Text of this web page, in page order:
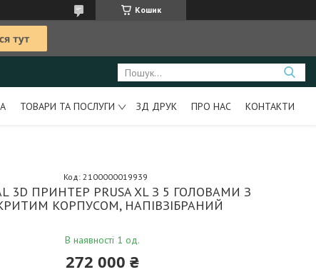
Кошик
ТОВАРИ ТА ПОСЛУГИ ЗД ДРУК ПРО НАС КОНТАКТИ
3D ПРИНТЕР PRUSA XL З 5 ГОЛОВАМИ З
КОРПУСОМ, НАПІВЗІБРАНИЙ
В наявності 1 од.
Код:2100000019939
272 000 ₴